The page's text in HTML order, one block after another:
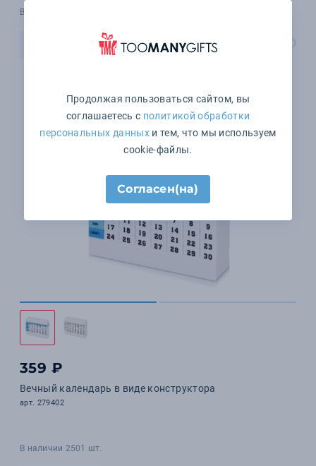
В наличии 2 шт.
359 ₽
Вечный календарь в виде конструктора
арт. 279402
В наличии 2501 шт.
Продолжая пользоваться сайтом, вы
соглашаетесь с политикой обработки
персональных данныхи тем, что мы используем
cookie-файлы.
Согласен(на)